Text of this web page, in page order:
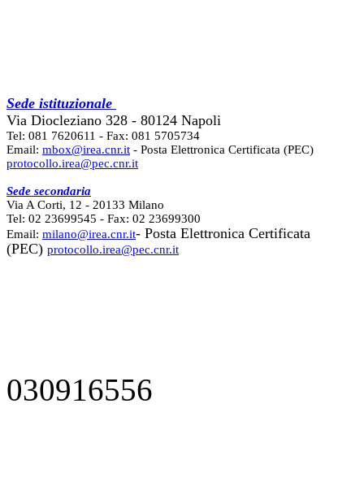
Sede istituzionale
Via Diocleziano 328 - 80124 Napoli
Tel: 081 7620611 - Fax: 081 5705734
Email: mbox@irea.cnr.it - Posta Elettronica Certificata (PEC)
protocollo.irea@pec.cnr.it
Sede secondaria
Via A Corti, 12 - 20133 Milano
Tel: 02 23699545 - Fax: 02 23699300
Email: milano@irea.cnr.it- Posta Elettronica Certificata
(PEC) protocollo.irea@pec.cnr.it
030916556